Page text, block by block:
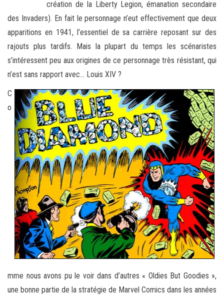
création de la Liberty Legion, émanation secondaire
des Invaders). En fait le personnage n’eut effectivement que deux
apparitions en 1941, l’essentiel de sa carrière reposant sur des
rajouts plus tardifs. Mais la plupart du temps les scénaristes
s’intéressent peu aux origines de ce personnage très résistant, qui
n’est sans rapport avec… Louis XIV ?
C
o
mme nous avons pu le voir dans d’autres « Oldies But Goodies »,
une bonne partie de la stratégie de Marvel Comics dans les années